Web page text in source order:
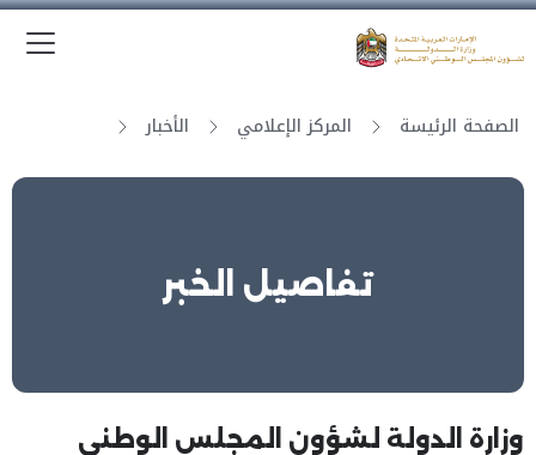
الصفحة الرئيسة المركز الإعلامي الأخبار
تفاصيل الخبر
وزارة الدولة لشؤون المجلس الوطني